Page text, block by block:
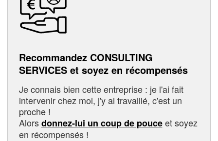
Recommandez CONSULTING
SERVICES et soyez en récompensés
Je connais bien cette entreprise : je l'ai fait
intervenir chez moi, j'y ai travaillé, c'est un
proche !
Alorsdonnez-lui un coup de pouceet soyez
en récompensés !